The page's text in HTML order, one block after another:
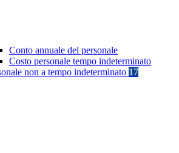
Conto annuale del personale
Costo personale tempo indeterminato
non a tempo indeterminato 17